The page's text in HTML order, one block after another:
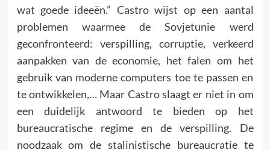
wat goede ideeën.” Castro wijst op een aantal
problemen waarmee de Sovjetunie werd
geconfronteerd: verspilling, corruptie, verkeerd
aanpakken van de economie, het falen om het
gebruik van moderne computers toe te passen en
te ontwikkelen,… Maar Castro slaagt er niet in om
een duidelijk antwoord te bieden op het
bureaucratische regime en de verspilling. De
noodzaak om de stalinistische bureaucratie te